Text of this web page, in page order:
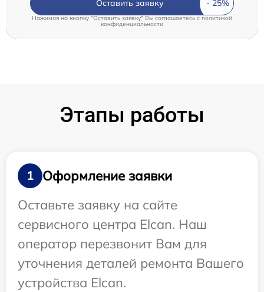
Оставить заявку
Нажимая на кнопку "Оставить заявку" Вы соглашаетесь c политикой
конфиденциальности
Этапы работы
1
Оформление заявки
Оставьте заявку на сайте
сервисного центра Elcan. Наш
оператор перезвонит Вам для
уточнения деталей ремонта Вашего
устройства Elcan.